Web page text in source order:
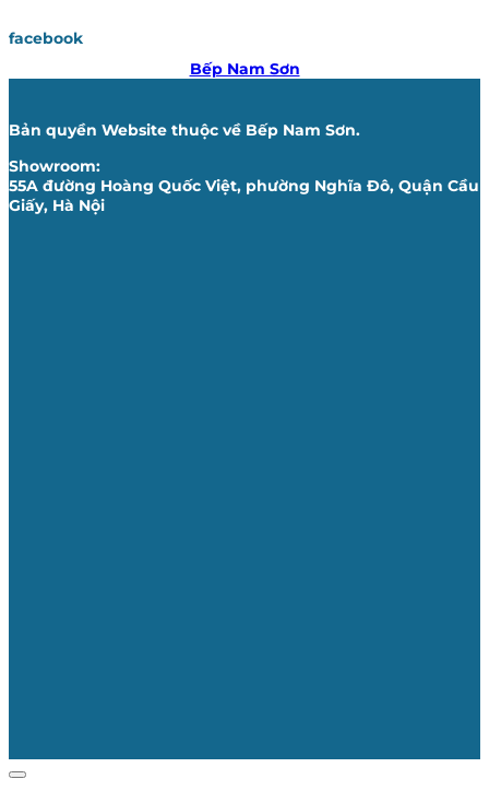
facebook
Bếp Nam Sơn
Bản quyền Website thuộc về Bếp Nam Sơn.
Showroom:
55A đường Hoàng Quốc Việt, phường Nghĩa Đô, Quận Cầu
Giấy, Hà Nội